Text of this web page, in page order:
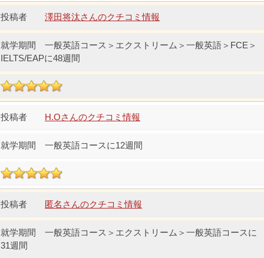
澤田将汰さんのクチコミ情報
一般英語コース＞エクストリーム＞一般英語＞FCE＞
IELTS/EAPに48週間
H.Oさんのクチコミ情報
一般英語コースに12週間
匿名さんのクチコミ情報
一般英語コース＞エクストリーム＞一般英語コースに
31週間